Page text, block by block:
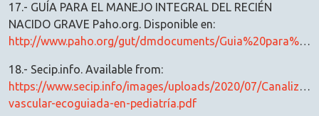
17.- GUÍA PARA EL MANEJO INTEGRAL DEL RECIÉN
NACIDO GRAVE Paho.org. Disponible en:
http://www.paho.org/gut/dmdocuments/Guia%20para%20el%20manejo%20integral%20del%20recien%20nacido%20grave.pdf
18.- Secip.info. Available from:
https://www.secip.info/images/uploads/2020/07/
vascular-ecoguiada-en-pediatría.pdf